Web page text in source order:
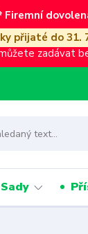
Firemní
přijaté do 31.
zadávat
Sady